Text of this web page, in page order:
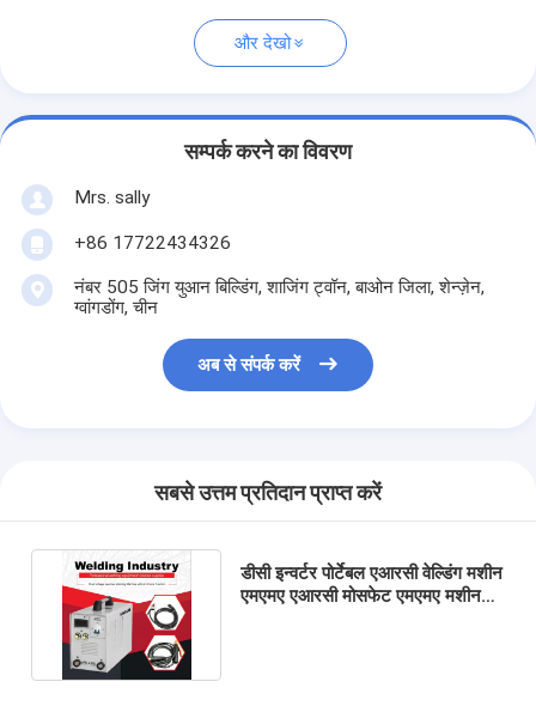
और देखो
सम्पर्क करने का विवरण
Mrs. sally
+86 17722434326
नंबर 505 जिंग युआन बिल्डिंग, शाजिंग ट्वॉन, बाओन जिला, शेन्ज़ेन,
ग्वांगडोंग, चीन
अब से संपर्क करें
सबसे उत्तम प्रतिदान प्राप्त करें
डीसी इन्वर्टर पोर्टेबल एआरसी वेल्डिंग मशीन
एमएमए एआरसी मोसफेट एमएमए मशीन